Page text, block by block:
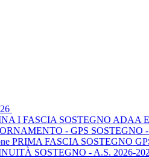
I FASCIA SOSTEGNO ADAA
- GPS SOSTEGNO
PRIMA FASCIA SOSTEGNO
SOSTEGNO - A.S. 2026-